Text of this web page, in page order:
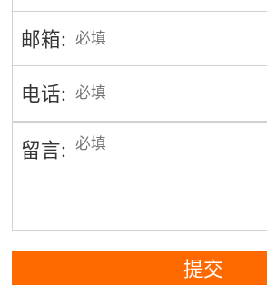
邮箱:
电话:
留言:
提交